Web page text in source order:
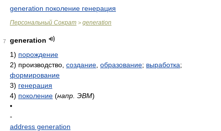
generation поколение генерация
Персональный Сократ > generation
7
generation
1) порождение
2) производство, создание образование; выработка;
формирование
3) генерация
4) поколение (напр. ЭВМ)
•
-
address generation